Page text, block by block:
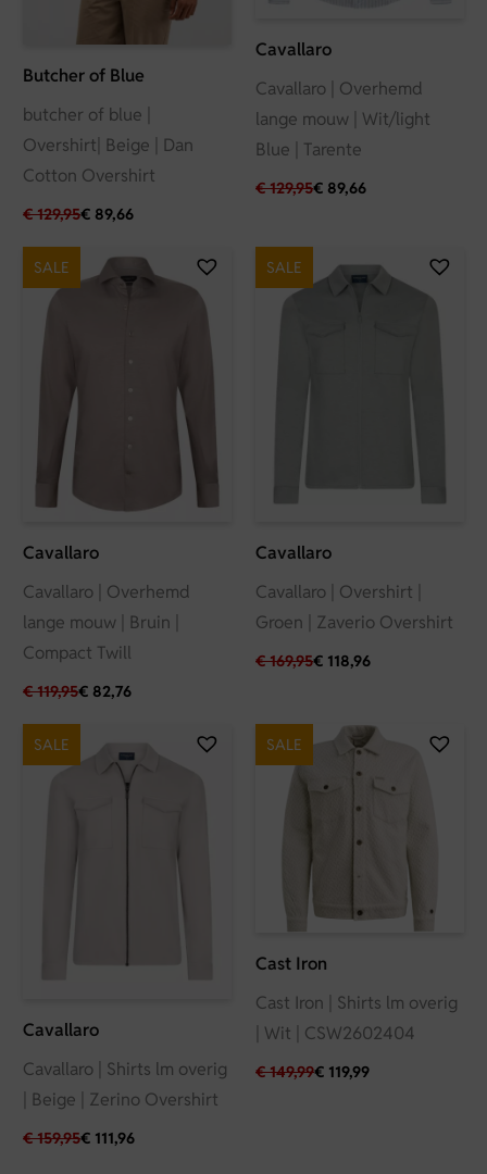
Butcher of Blue
butcher of blue |
Overshirt| Beige | Dan
Cotton Overshirt
€129,95€ 89,66
Cavallaro
Cavallaro | Overhemd
lange mouw | Wit/light
Blue | Tarente
€129,95€ 89,66
Cavallaro
SALE
Cavallaro | Overhemd
lange mouw | Bruin |
Compact Twill
€119,95€ 82,76
Cavallaro
SALE
Cavallaro | Overshirt |
Groen | Zaverio Overshirt
€169,95€ 118,96
Cavallaro
SALE
Cavallaro | Shirts lm overig
| Beige | Zerino Overshirt
€159,95€ 111,96
Cast Iron
SALE
Cast Iron | Shirts lm overig
| Wit | CSW2602404
€149,99€ 119,99